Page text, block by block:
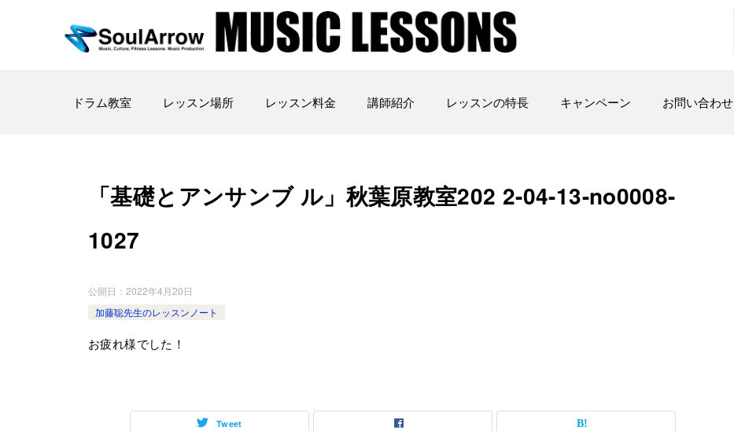
ドラム教室 レッスン場所 レッスン料金 講師紹介 レッスンの特長 キャンペーン お問い合わせ
「基礎とアンサンブ ル」秋葉原教室202 2-04-13-no0008-
1027
公開日： 2022年4月20日
加藤聡先生のレッスンノート
お疲れ様でした！
Tweet